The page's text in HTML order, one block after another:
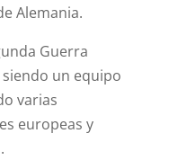
Alemania.
Guerra
un equipo
varias
europeas y